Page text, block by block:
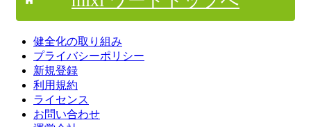
健全化の取り組み
プライバシーポリシー
新規登録
利用規約
ライセンス
お問い合わせ